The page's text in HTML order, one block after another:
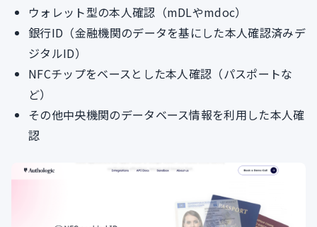
ウォレット型の本人確認（mDLやmdoc）
銀行ID（金融機関のデータを基にした本人確認済みデ
ジタルID）
NFCチップをベースとした本人確認（パスポートな
ど）
その他中央機関のデータベース情報を利用した本人確
認